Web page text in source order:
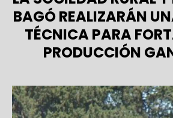
BAGÓ REALIZARÁN
TÉCNICA PARA
PRODUCCIÓN